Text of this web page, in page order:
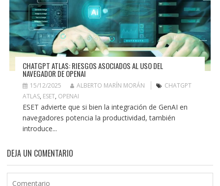
CHATGPT ATLAS: RIESGOS ASOCIADOS AL USO DEL
NAVEGADOR DE OPENAI
15/12/2025 ALBERTO MARÍN MORÁN
CHATGPT
ATLAS, ESET, OPENAI
ESET advierte que si bien la integración de GenAI en
navegadores potencia la productividad, también
introduce...
DEJA UN COMENTARIO